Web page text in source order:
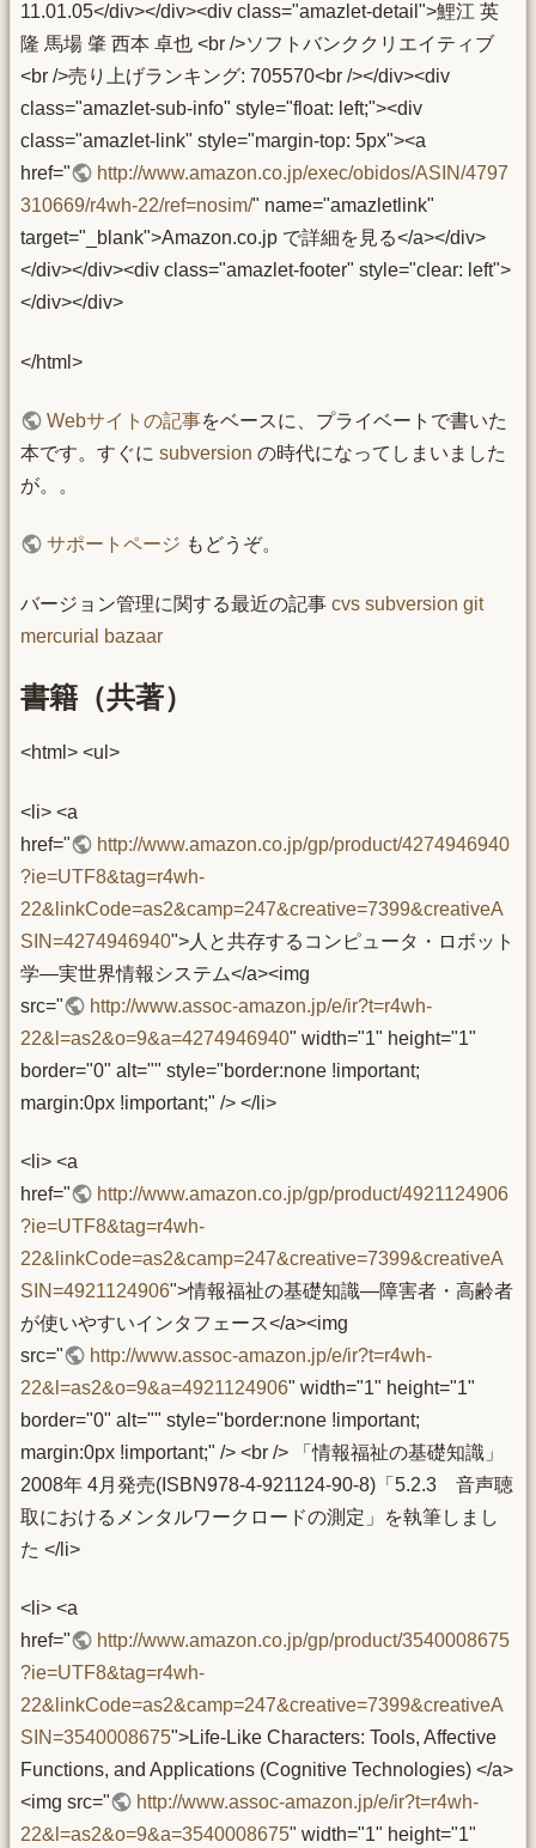
11.01.05</div></div><div class="amazlet-detail">鯉江 英
隆 馬場 肇 西本 卓也 <br />ソフトバンククリエイティブ
<br />売り上げランキング: 705570<br /></div><div
class="amazlet-sub-info" style="float: left;"><div
class="amazlet-link" style="margin-top: 5px"><a
href="
http://www.amazon.co.jp/exec/obidos/ASIN/4797
310669/r4wh-22/ref=nosim/" name="amazletlink"
target="_blank">Amazon.co.jp で詳細を見る</a></div>
</div></div><div class="amazlet-footer" style="clear: left">
</div></div>
</html>
Webサイトの記事をベースに、プライベートで書いた
本です。すぐに subversion の時代になってしまいました
が。。
サポートページ もどうぞ。
バージョン管理に関する最近の記事 cvs subversion git
mercurial
bazaar
書籍（共著）
<html> <ul>
<li> <a
href="
http://www.amazon.co.jp/gp/product/4274946940
?ie=UTF8&tag=r4wh-
22&linkCode=as2&camp=247&creative=7399&creativeA
SIN=4274946940">人と共存するコンピュータ・ロボット
学―実世界情報システム</a><img
src="
http://www.assoc-amazon.jp/e/ir?t=r4wh-
22&l=as2&o=9&a=4274946940" width="1" height="1"
border="0" alt="" style="border:none !important;
margin:0px !important;" /> </li>
<li> <a
href="
http://www.amazon.co.jp/gp/product/4921124906
?ie=UTF8&tag=r4wh-
22&linkCode=as2&camp=247&creative=7399&creativeA
SIN=4921124906">情報福祉の基礎知識―障害者・高齢者
が使いやすいインタフェース</a><img
src="
http://www.assoc-amazon.jp/e/ir?t=r4wh-
22&l=as2&o=9&a=4921124906" width="1" height="1"
border="0" alt="" style="border:none !important;
margin:0px !important;" /> <br /> 「情報福祉の基礎知識」
2008年 4月発売(ISBN978-4-921124-90-8)「5.2.3 音声聴
取におけるメンタルワークロードの測定」を執筆しまし
た </li>
<li> <a
href="
http://www.amazon.co.jp/gp/product/3540008675
?ie=UTF8&tag=r4wh-
22&linkCode=as2&camp=247&creative=7399&creativeA
SIN=3540008675">Life-Like Characters: Tools, Affective
Functions, and Applications (Cognitive Technologies) </a>
<img src="
http://www.assoc-amazon.jp/e/ir?t=r4wh-
22&l=as2&o=9&a=3540008675" width="1" height="1"